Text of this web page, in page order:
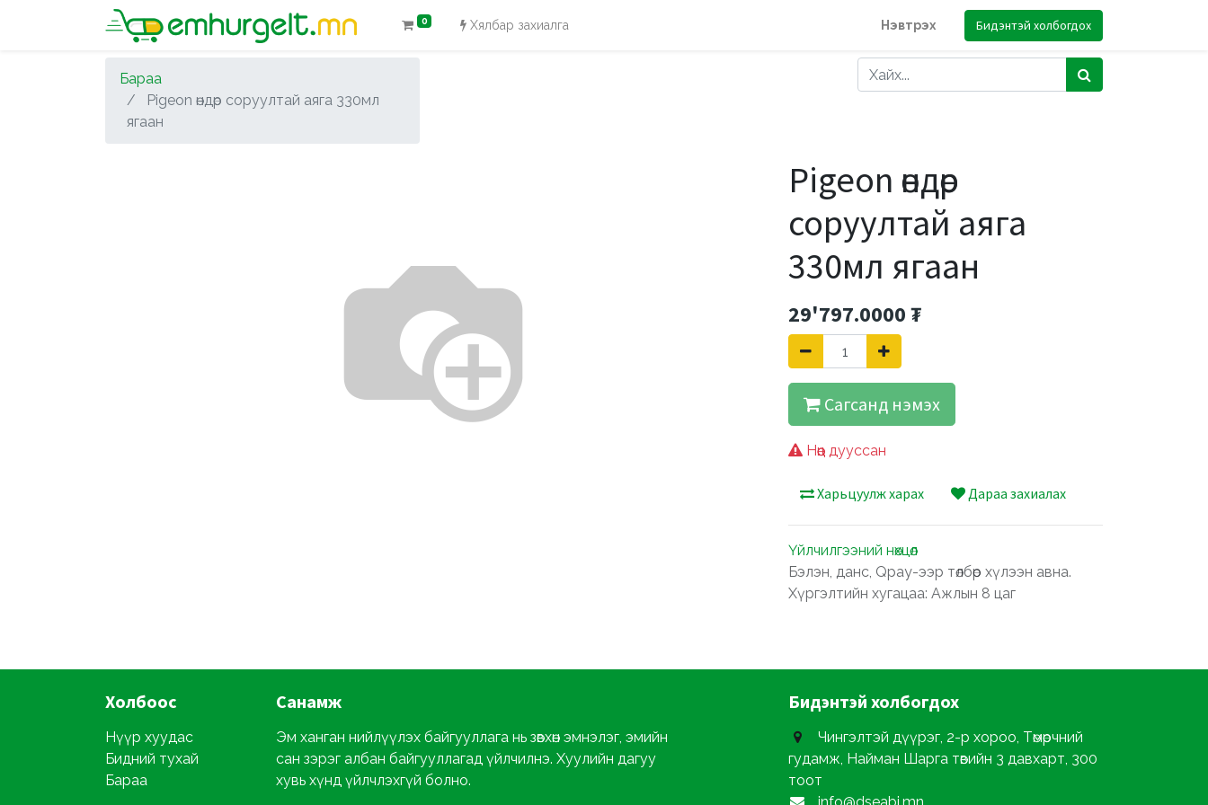
0 Хялбар захиалга Нэвтрэх Бидэнтэй холбогдох
Бараа
Pigeon өндөр соруултай аяга 330мл
ягаан
Pigeon өндөр
соруултай аяга
330мл ягаан
29'797.0000₮
Сагсанд нэмэх
Нөөц дууссан
Харьцуулж харах Дараа захиалах
Үйлчилгээний нөхцөл
Бэлэн, данс, Qpay-ээр төлбөр хүлээн авна.
Хүргэлтийн хугацаа: Ажлын 8 цаг
Холбоос
Нүүр хуудас
Бидний тухай
Бараа
Санамж
Эм ханган нийлүүлэх байгууллага нь зөвхөн эмнэлэг, эмийн
сан зэрэг албан байгууллагад үйлчилнэ. Хуулийн дагуу
хувь хүнд үйлчлэхгүй болно.
Бидэнтэй холбогдох
Чингэлтэй дүүрэг, 2-р хороо, Төмөрчний
гудамж, Найман Шарга төвийн 3 давхарт, 300
тоот